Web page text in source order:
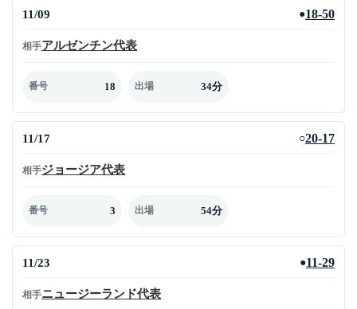
11/09 ●18-50
相手アルゼンチン代表
番号 18 出場 34分
11/17 ○20-17
相手ジョージア代表
番号 3 出場 54分
11/23 ●11-29
相手ニュージーランド代表